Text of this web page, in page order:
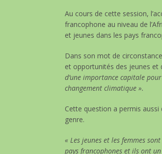
Au cours de cette session,
francophone au niveau de
et jeunes dans les pays
Dans son mot de
et opportunités des jeunes et
d’une importance capitale
changement climatique ».
Cette question a permis
genre.
« Les jeunes et les femmes
pays francophones et ils ont